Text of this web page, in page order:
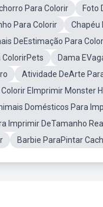
Para Colorir
Foto
Para Colorir Chapéu
DeEstimação Para
ColorirPets Dama
Atividade DeArte
EImprimir Monster
Domésticos Para
Imprimir DeTamanho
Barbie ParaPintar